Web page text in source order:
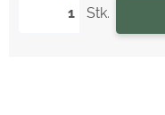
Stk.